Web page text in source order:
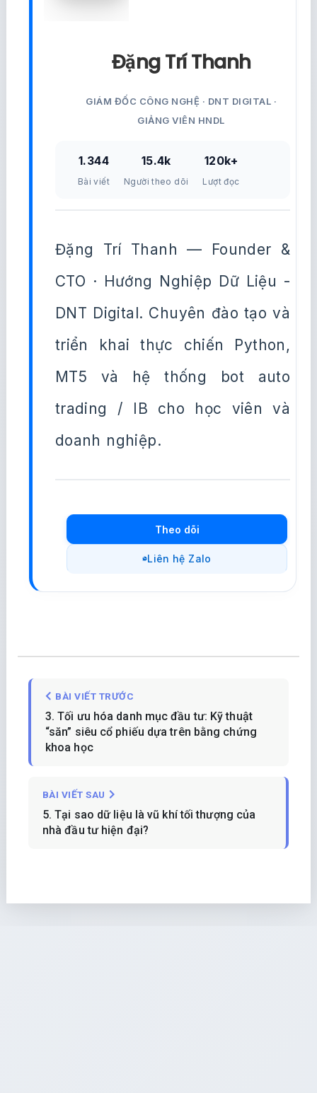
Đặng Trí Thanh
GIÁM ĐỐC CÔNG NGHỆ · DNT DIGITAL ·
GIẢNG VIÊN HNDL
1.344
Bài viết
15.4k
Người theo dõi
120k+
Lượt đọc
Đặng Trí Thanh — Founder &
CTO · Hướng Nghiệp Dữ Liệu -
DNT Digital. Chuyên đào tạo và
triển khai thực chiến Python,
MT5 và hệ thống bot auto
trading / IB cho học viên và
doanh nghiệp.
Theo dõi
Liên hệ Zalo
BÀI VIẾT TRƯỚC
3. Tối ưu hóa danh mục đầu tư: Kỹ thuật
“săn” siêu cổ phiếu dựa trên bằng chứng
khoa học
BÀI VIẾT SAU
5. Tại sao dữ liệu là vũ khí tối thượng của
nhà đầu tư hiện đại?